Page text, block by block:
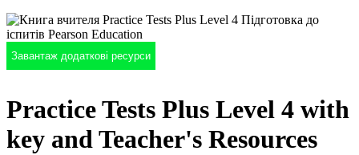
Завантаж додаткові ресурси
Practice Tests Plus Level 4 with
key and Teacher's Resources